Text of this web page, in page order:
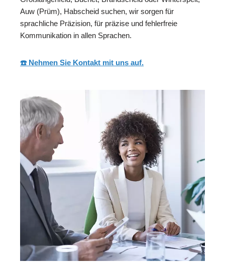
Auw (Prüm), Habscheid suchen, wir sorgen für
sprachliche Präzision, für präzise und fehlerfreie
Kommunikation in allen Sprachen.
☎️ Nehmen Sie Kontakt mit uns auf.